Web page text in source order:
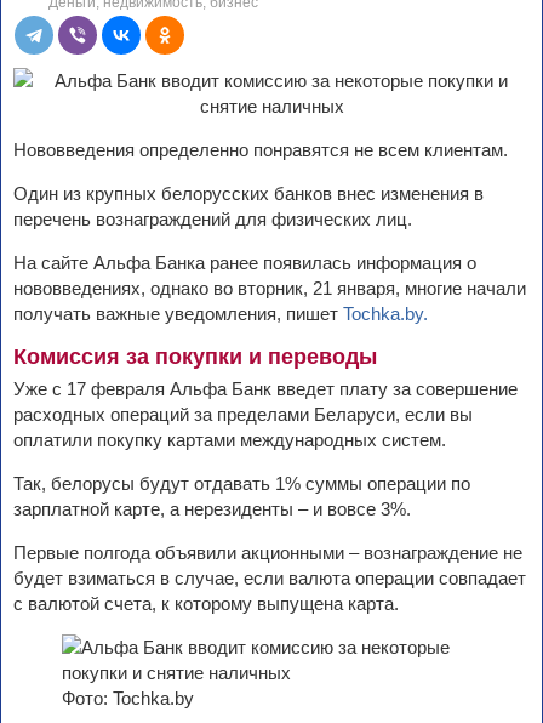
Нововведения определенно понравятся не всем клиентам.
Один из крупных белорусских банков внес изменения в
перечень вознаграждений для физических лиц.
На сайте Альфа Банка ранее появилась информация о
нововведениях, однако во вторник, 21 января, многие начали
получать важные уведомления, пишет Tochka.by.
Комиссия за покупки и переводы
Уже с 17 февраля Альфа Банк введет плату за совершение
расходных операций за пределами Беларуси, если вы
оплатили покупку картами международных систем.
Так, белорусы будут отдавать 1% суммы операции по
зарплатной карте, а нерезиденты – и вовсе 3%.
Первые полгода объявили акционными – вознаграждение не
будет взиматься в случае, если валюта операции совпадает
с валютой счета, к которому выпущена карта.
Фото: Tochka.by